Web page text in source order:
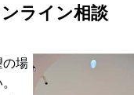
ライン相談
の場